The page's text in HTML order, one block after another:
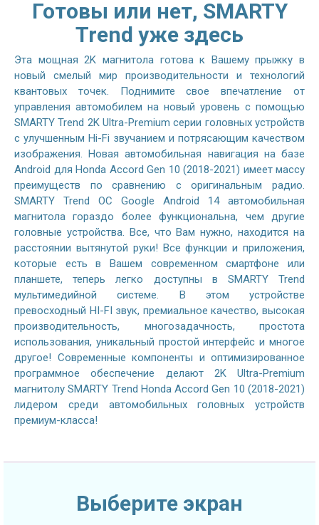
Готовы или нет, SMARTY
Trend уже здесь
Эта мощная 2K магнитола готова к Вашему прыжку в
новый смелый мир производительности и технологий
квантовых точек. Поднимите свое впечатление от
управления автомобилем на новый уровень с помощью
SMARTY Trend 2K Ultra-Premium серии головных устройств
с улучшенным Hi-Fi звучанием и потрясающим качеством
изображения. Новая автомобильная навигация на базе
Android для Honda Accord Gen 10 (2018-2021) имеет массу
преимуществ по сравнению с оригинальным радио.
SMARTY Trend ОС Google Android 14 автомобильная
магнитола гораздо более функциональна, чем другие
головные устройства. Все, что Вам нужно, находится на
расстоянии вытянутой руки! Все функции и приложения,
которые есть в Вашем современном смартфоне или
планшете, теперь легко доступны в SMARTY Trend
мультимедийной системе. В этом устройстве
превосходный HI-FI звук, премиальное качество, высокая
производительность, многозадачность, простота
использования, уникальный простой интерфейс и многое
другое! Современные компоненты и оптимизированное
программное обеспечение делают 2K Ultra-Premium
магнитолу SMARTY Trend Honda Accord Gen 10 (2018-2021)
лидером среди автомобильных головных устройств
премиум-класса!
Выберите экран